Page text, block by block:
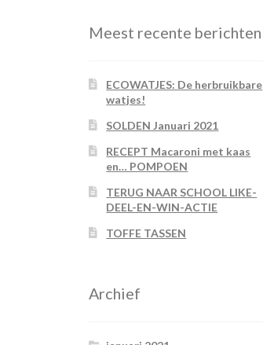
Meest recente berichten
ECOWATJES: De herbruikbare
watjes!
SOLDEN Januari 2021
RECEPT Macaroni met kaas
en… POMPOEN
TERUG NAAR SCHOOL LIKE-
DEEL-EN-WIN-ACTIE
TOFFE TASSEN
Archief